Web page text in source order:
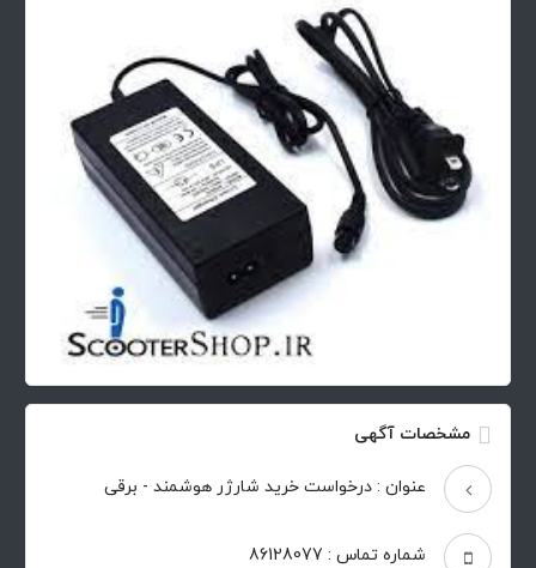
مشخصات آگهی
عنوان : درخواست خرید شارژر هوشمند - برقی
شماره تماس : 86128077